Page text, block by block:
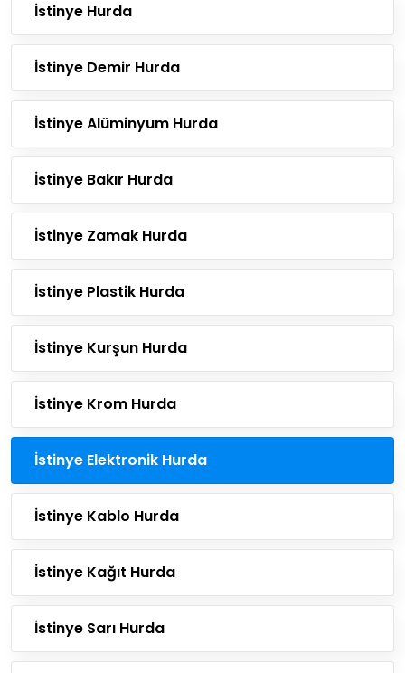
İstinye Hurda
İstinye Demir Hurda
İstinye Alüminyum Hurda
İstinye Bakır Hurda
İstinye Zamak Hurda
İstinye Plastik Hurda
İstinye Kurşun Hurda
İstinye Krom Hurda
İstinye Elektronik Hurda
İstinye Kablo Hurda
İstinye Kağıt Hurda
İstinye Sarı Hurda